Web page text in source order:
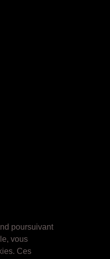
poursuivant
vous
Ces